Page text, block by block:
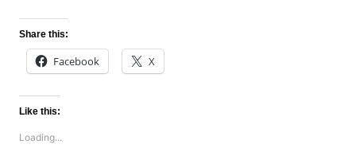
Share this:
Facebook X
Like this:
Loading...